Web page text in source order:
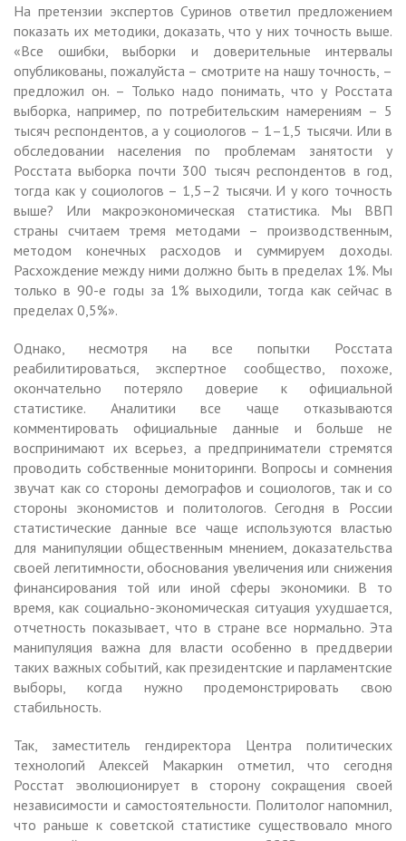
На претензии экспертов Суринов ответил предложением
показать их методики, доказать, что у них точность выше.
«Все ошибки, выборки и доверительные интервалы
опубликованы, пожалуйста – смотрите на нашу точность, –
предложил он. – Только надо понимать, что у Росстата
выборка, например, по потребительским намерениям – 5
тысяч респондентов, а у социологов – 1–1,5 тысячи. Или в
обследовании населения по проблемам занятости у
Росстата выборка почти 300 тысяч респондентов в год,
тогда как у социологов – 1,5–2 тысячи. И у кого точность
выше? Или макроэкономическая статистика. Мы ВВП
страны считаем тремя методами – производственным,
методом конечных расходов и суммируем доходы.
Расхождение между ними должно быть в пределах 1%. Мы
только в 90-е годы за 1% выходили, тогда как сейчас в
пределах 0,5%».
Однако, несмотря на все попытки Росстата
реабилитироваться, экспертное сообщество, похоже,
окончательно потеряло доверие к официальной
статистике. Аналитики все чаще отказываются
комментировать официальные данные и больше не
воспринимают их всерьез, а предприниматели стремятся
проводить собственные мониторинги. Вопросы и сомнения
звучат как со стороны демографов и социологов, так и со
стороны экономистов и политологов. Сегодня в России
статистические данные все чаще используются властью
для манипуляции общественным мнением, доказательства
своей легитимности, обоснования увеличения или снижения
финансирования той или иной сферы экономики. В то
время, как социально-экономическая ситуация ухудшается,
отчетность показывает, что в стране все нормально. Эта
манипуляция важна для власти особенно в преддверии
таких важных событий, как президентские и парламентские
выборы, когда нужно продемонстрировать свою
стабильность.
Так, заместитель гендиректора Центра политических
технологий Алексей Макаркин отметил, что сегодня
Росстат эволюционирует в сторону сокращения своей
независимости и самостоятельности. Политолог напомнил,
что раньше к советской статистике существовало много